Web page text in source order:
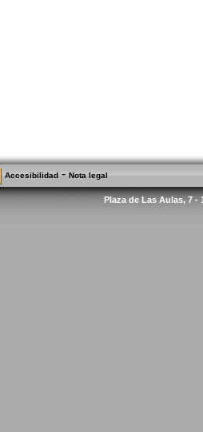
Accesibilidad - Nota legal
Plaza de Las Aulas, 7 -